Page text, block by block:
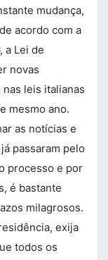
mudança,
acordo com a
a Lei de
novas
leis italianas
mesmo ano.
as notícias e
passaram pelo
processo e por
é bastante
milagrosos.
exija
todos os